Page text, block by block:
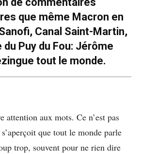
que même Macron en
Canal Saint-Martin,
Puy du Fou: Jérôme
tout le monde.
aux mots. Ce n’est pas
que tout le monde parle
trop, souvent pour ne rien dire